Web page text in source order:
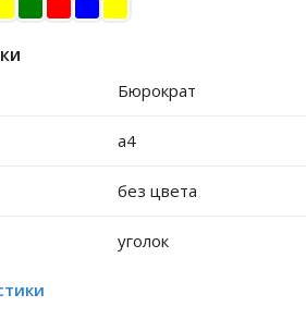
Бюрократ
a4
без цвета
уголок